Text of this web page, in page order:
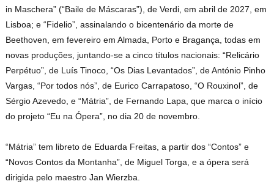
in Maschera” (“Baile de Máscaras”), de Verdi, em abril de 2027, em
Lisboa; e “Fidelio”, assinalando o bicentenário da morte de
Beethoven, em fevereiro em Almada, Porto e Bragança, todas em
novas produções, juntando-se a cinco títulos nacionais: “Relicário
Perpétuo”, de Luís Tinoco, “Os Dias Levantados”, de António Pinho
Vargas, “Por todos nós”, de Eurico Carrapatoso, “O Rouxinol”, de
Sérgio Azevedo, e “Mátria”, de Fernando Lapa, que marca o início
do projeto “Eu na Ópera”, no dia 20 de novembro.
“Mátria” tem libreto de Eduarda Freitas, a partir dos “Contos” e
“Novos Contos da Montanha”, de Miguel Torga, e a ópera será
dirigida pelo maestro Jan Wierzba.